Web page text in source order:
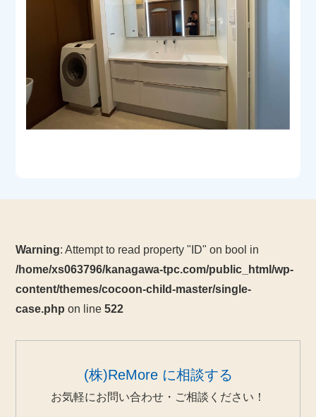
Warning: Attempt to read property "ID" on bool in
/home/xs063796/kanagawa-tpc.com/public_html/wp-
content/themes/cocoon-child-master/single-
case.php on line522
(株)ReMore に相談する
お気軽にお問い合わせ・ご相談ください！